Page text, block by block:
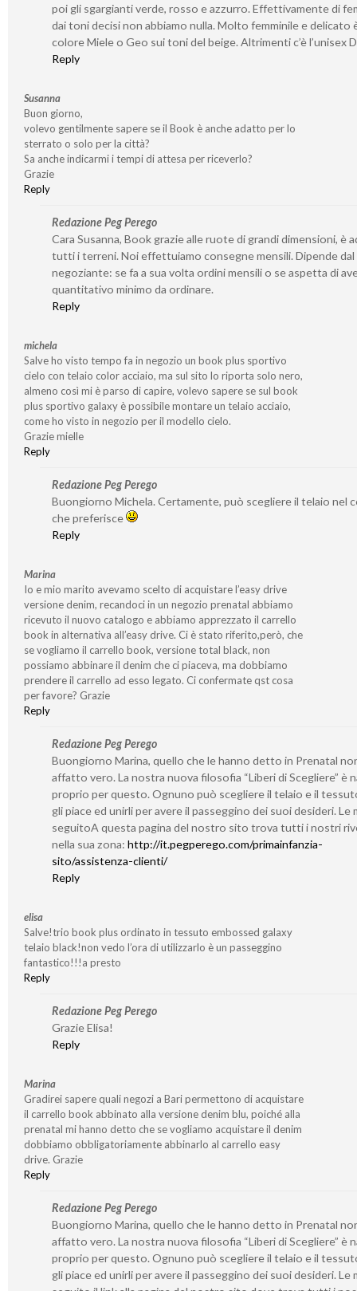
poi gli sgargianti verde, rosso e azzurro. Effettivamente di
dai toni decisi non abbiamo nulla. Molto femminile e delicato
colore Miele o Geo sui toni del beige. Altrimenti c’è l’unisex
Reply
Susanna
Buon giorno,
volevo gentilmente sapere se il Book è anche adatto per lo
sterrato o solo per la città?
Sa anche indicarmi i tempi di attesa per riceverlo?
Grazie
Reply
Redazione Peg Perego
Cara Susanna, Book grazie alle ruote di grandi dimensioni, è
tutti i terreni. Noi effettuiamo consegne mensili. Dipende dal
negoziante: se fa a sua volta ordini mensili o se aspetta di
quantitativo minimo da ordinare.
Reply
michela
Salve ho visto tempo fa in negozio un book plus sportivo
cielo con telaio color acciaio, ma sul sito lo riporta solo nero,
almeno così mi è parso di capire, volevo sapere se sul book
plus sportivo galaxy è possibile montare un telaio acciaio,
come ho visto in negozio per il modello cielo.
Grazie mielle
Reply
Redazione Peg Perego
Buongiorno Michela. Certamente, può scegliere il telaio nel
che preferisce
Reply
Marina
Io e mio marito avevamo scelto di acquistare l’easy drive
versione denim, recandoci in un negozio prenatal abbiamo
ricevuto il nuovo catalogo e abbiamo apprezzato il carrello
book in alternativa all’easy drive. Ci è stato riferito,però, che
se vogliamo il carrello book, versione total black, non
possiamo abbinare il denim che ci piaceva, ma dobbiamo
prendere il carrello ad esso legato. Ci confermate qst cosa
per favore? Grazie
Reply
Redazione Peg Perego
Buongiorno Marina, quello che le hanno detto in Prenatal
affatto vero. La nostra nuova filosofia “Liberi di Scegliere” è
proprio per questo. Ognuno può scegliere il telaio e il
gli piace ed unirli per avere il passeggino dei suoi desideri. Le
seguitoA questa pagina del nostro sito trova tutti i nostri
nella sua zona: http://it.pegperego.com/primainfanzia-
sito/assistenza-clienti/
Reply
elisa
Salve!trio book plus ordinato in tessuto embossed galaxy
telaio black!non vedo l’ora di utilizzarlo è un passeggino
fantastico!!!a presto
Reply
Redazione Peg Perego
Grazie Elisa!
Reply
Marina
Gradirei sapere quali negozi a Bari permettono di acquistare
il carrello book abbinato alla versione denim blu, poiché alla
prenatal mi hanno detto che se vogliamo acquistare il denim
dobbiamo obbligatoriamente abbinarlo al carrello easy
drive. Grazie
Reply
Redazione Peg Perego
Buongiorno Marina, quello che le hanno detto in Prenatal
affatto vero. La nostra nuova filosofia “Liberi di Scegliere” è
proprio per questo. Ognuno può scegliere il telaio e il
gli piace ed unirli per avere il passeggino dei suoi desideri. Le